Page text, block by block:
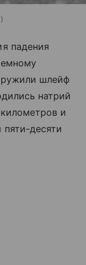
падения
шлейф
натрий
и
десяти